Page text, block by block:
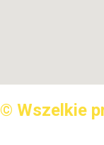
© Wszelkie